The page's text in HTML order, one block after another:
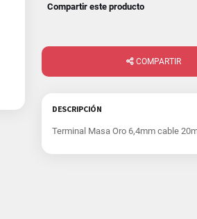
Compartir este producto
COMPARTIR
DESCRIPCIÓN
Terminal Masa Oro 6,4mm cable